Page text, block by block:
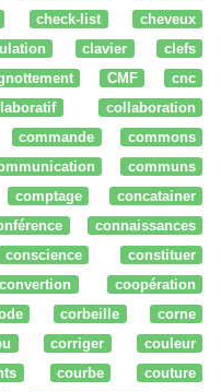
check-list
cheveux
clavier
clefs
CMF
cnc
collaboration
commande
commons
communs
comptage
concatainer
connaissances
conscience
constituer
convertion
coopération
corbeille
corne
corriger
couleur
courbe
couture